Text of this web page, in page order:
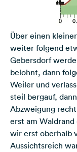
Über einen
weiter folgend
Gebersdorf
belohnt, dann
Weiler und
steil bergauf,
Abzweigung
erst am
wir erst oberhalb
Aussichtsreich